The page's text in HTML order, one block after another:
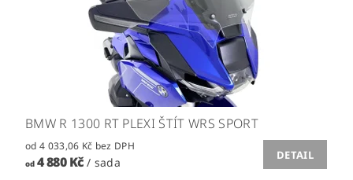
BMW R 1300 RT PLEXI ŠTÍT WRS SPORT
od 4 033,06 Kč bez DPH
od4 880 Kč/ sada
DETAIL